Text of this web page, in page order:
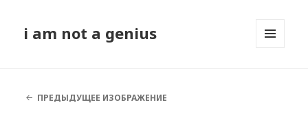
i am not a genius
ПРЕДЫДУЩЕЕ ИЗОБРАЖЕНИЕ